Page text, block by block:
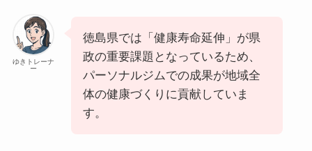
ゆきトレーナ
ー
徳島県では「健康寿命延伸」が県
政の重要課題となっているため、
パーソナルジムでの成果が地域全
体の健康づくりに貢献していま
す。